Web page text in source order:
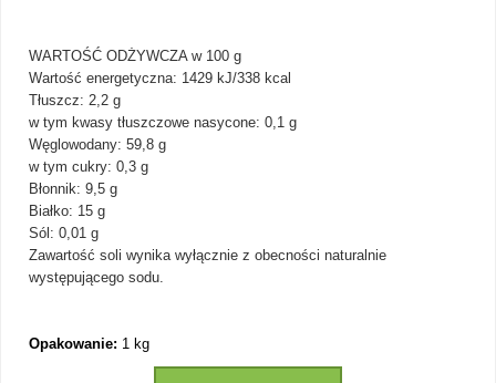
WARTOŚĆ ODŻYWCZA w 100 g
Wartość energetyczna: 1429 kJ/338 kcal
Tłuszcz: 2,2 g
w tym kwasy tłuszczowe nasycone: 0,1 g
Węglowodany: 59,8 g
w tym cukry: 0,3 g
Błonnik: 9,5 g
Białko: 15 g
Sól: 0,01 g
Zawartość soli wynika wyłącznie z obecności naturalnie
występującego sodu.
Opakowanie: 1 kg